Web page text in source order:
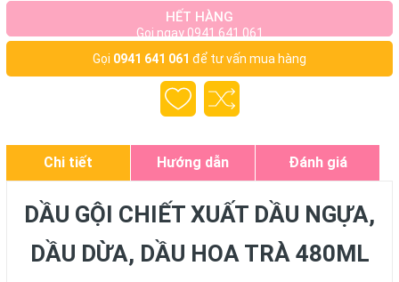
HẾT HÀNG
Gọi ngay 0941 641 061
Gọi 0941 641 061 để tư vấn mua hàng
Chi tiết Hướng dẫn Đánh giá
DẦU GỘI CHIẾT XUẤT DẦU NGỰA,
DẦU DỪA, DẦU HOA TRÀ 480ML